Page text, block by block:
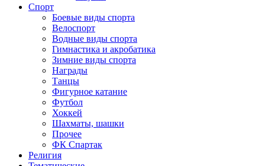
Спорт
Боевые виды спорта
Велоспорт
Водные виды спорта
Гимнастика и акробатика
Зимние виды спорта
Награды
Танцы
Фигурное катание
Футбол
Хоккей
Шахматы, шашки
Прочее
ФК Спартак
Религия